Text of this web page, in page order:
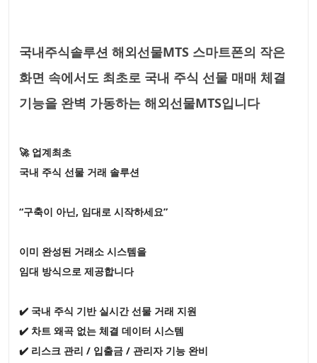
국내주식솔루션 해외선물MTS 스마트폰의 작은
화면 속에서도 최초로 국내 주식 선물 매매 체결
기능을 완벽 가동하는 해외선물MTS입니다
🚀 업계최초
국내 주식 선물 거래 솔루션
“구축이 아닌, 임대로 시작하세요”
이미 완성된 거래소 시스템을
임대 방식으로 제공합니다
✔️ 국내 주식 기반 실시간 선물 거래 지원
✔️ 차트 왜곡 없는 체결 데이터 시스템
✔️ 리스크 관리 / 입출금 / 관리자 기능 완비